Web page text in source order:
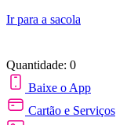
Ir para a sacola
Quantidade: 0
Baixe o App
Cartão e Serviços